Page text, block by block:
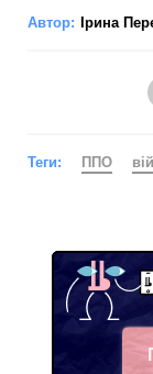
Автор: Ірина
Теги: ППО